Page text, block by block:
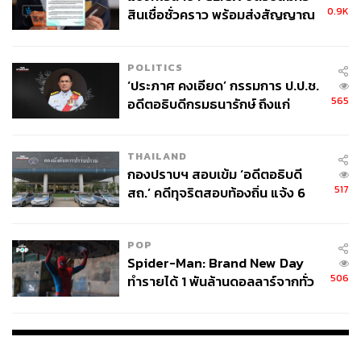
สินเชื่อชั่วคราว พร้อมส่งสัญญาณ
0.9K
POLITICS
‘ประภาศ คงเอียด’ กรรมการ ป.ป.ช.
อดีตอธิบดีกรมธนารักษ์ ถึงแก่
565
THAILAND
กองปราบฯ สอบเข้ม ‘อดีตอธิบดี
สถ.’ คดีทุจริตสอบท้องถิ่น แจ้ง 6
517
POP
Spider-Man: Brand New Day
ทำรายได้ 1 พันล้านดอลลาร์จากทั่ว
506